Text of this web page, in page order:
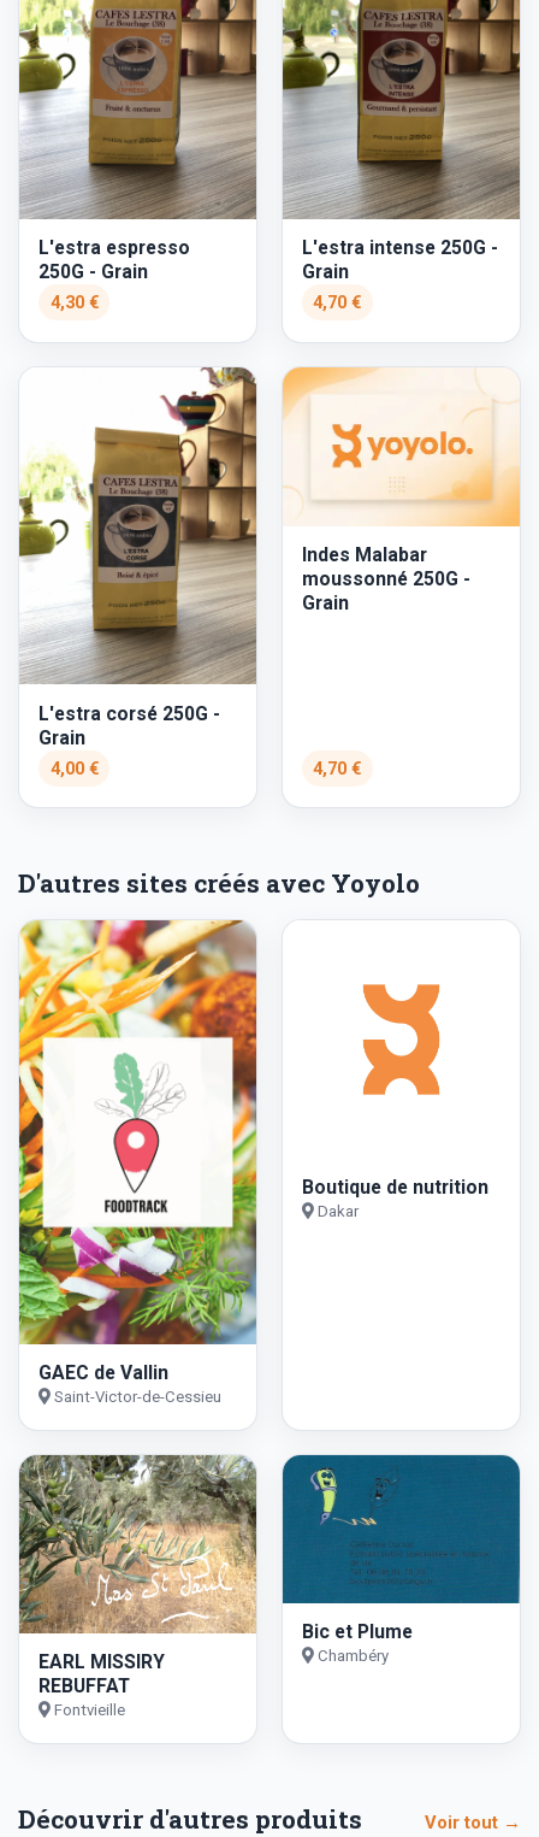
L'estra espresso
250G - Grain
4,30 €
L'estra intense 250G -
Grain
4,70 €
L'estra corsé 250G -
Grain
4,00 €
Indes Malabar
moussonné 250G -
Grain
4,70 €
D'autres sites créés avec Yoyolo
GAEC de Vallin
Saint-Victor-de-Cessieu
Boutique de nutrition
Dakar
EARL MISSIRY
REBUFFAT
Fontvieille
Bic et Plume
Chambéry
Découvrir d'autres produits Voir tout →